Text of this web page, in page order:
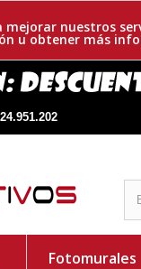
nuestros
u obtener más
Fotomurales